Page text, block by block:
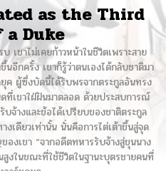
as the Third
a Duke
เขาไม่เคยก้าวหน้าในชีวิตเพราะสาย
นอีกครั้ง เขาก็รู้ว่าตนเองได้กลับชาติมา
ค ผู้ซึ่งบัดนี้ได้รับพรจากตระกูลอันทรง
ที่เขาใฝ่ฝันมาตลอด ด้วยประสบการณ์
จ้างและข้อได้เปรียบของชาติตระกูล
งเดียวเท่านั้น นั่นคือการไต่เต้าขึ้นสู่จุด
งเขา “จากอดีตทหารรับจ้างสู่ขุนนาง
งในขณะที่ใช้ชีวิตในฐานะบุตรชายคนที่